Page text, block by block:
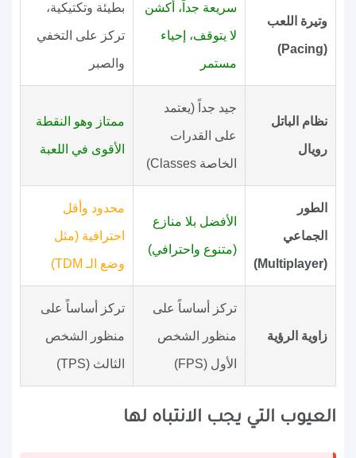
وتيرة اللعب
(Pacing)
سريعة جداً، أكشن
لا يتوقف، إحياء
مستمر
بطيئة وتكتيكية،
تركز على التخفي
والصبر
نظام الباتل
رويال
جيد جداً (يعتمد
على القدرات
الخاصة Classes)
ممتاز وهو النقطة
الأقوى في اللعبة
الطور
الجماعي
(Multiplayer)
الأفضل بلا منازع
(متنوع واحترافي)
محدود وأقل
احترافية (مثل
وضع الـ TDM)
زاوية الرؤية
تركز أساساً على
منظور الشخص
الأول (FPS)
تركز أساساً على
منظور الشخص
الثالث (TPS)
العيوب التي يجب الانتباه لها